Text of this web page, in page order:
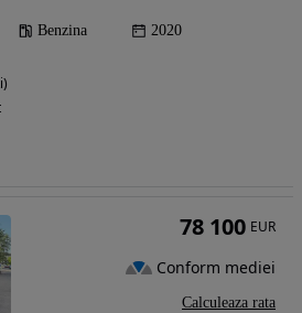
Benzina 2020
78 100 EUR
Conform mediei
Calculeaza rata